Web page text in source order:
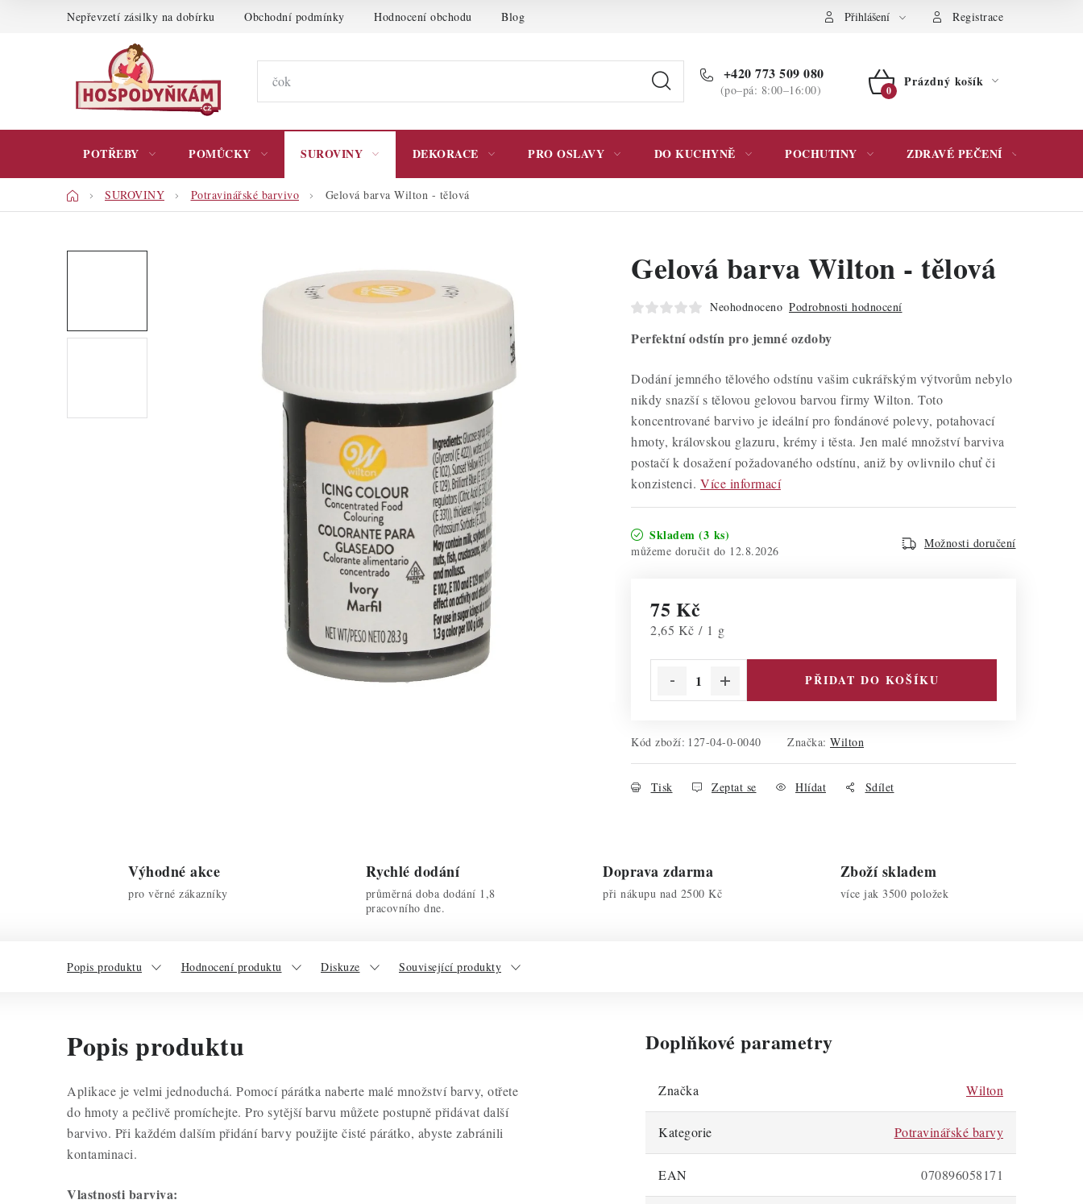
Nepřevzetí zásilky na dobírku Obchodní podmínky Hodnocení obchodu Blog Podmínky ochrany osobních údajů Přihlášení Registrace
+420 773 509 080
(po–pá: 8:00–16:00)
NÁKUPNÍ
Prázdný košík
POTŘEBY POMŮCKY SUROVINY DEKORACE PRO OSLAVY DO KUCHYNĚ POCHUTINY ZDRAVÉ PEČENÍ
DomůSUROVINY Potravinářské barvivo Gelová barva Wilton - tělová
Gelová barva Wilton - tělová
Neohodnoceno Podrobnosti hodnocení
Perfektní odstín pro jemné ozdoby
Dodání jemného tělového odstínu vašim cukrářským výtvorům nebylo
nikdy snazší s tělovou gelovou barvou firmy Wilton. Toto
koncentrované barvivo je ideální pro fondánové polevy, potahovací
hmoty, královskou glazuru, krémy i těsta. Jen malé množství barviva
postačí k dosažení požadovaného odstínu, aniž by ovlivnilo chuť či
konzistenci. Více informací
Skladem (3 ks)
12.8.2026
Možnosti doručení
75 Kč
Měrná cena:
2,65 Kč / 1 g
PŘIDAT DO KOŠÍKU
Kód zboží: 127-04-0-0040 Značka: Wilton
Tisk Zeptat se Hlídat Sdílet
Výhodné akce
pro věrné zákazníky
Rychlé dodání
průměrná doba dodání 1,8
pracovního dne.
Doprava zdarma
při nákupu nad 2500 Kč
Zboží skladem
více jak 3500 položek
Popis produktu Hodnocení produktu Diskuze Související produkty
Popis produktu
Aplikace je velmi jednoduchá. Pomocí párátka naberte malé množství barvy, otřete
do hmoty a pečlivě promíchejte. Pro sytější barvu můžete postupně přidávat další
barvivo. Při každém dalším přidání barvy použijte čisté párátko, abyste zabránili
kontaminaci.
Vlastnosti barviva:
Doplňkové parametry
Značka Wilton
Kategorie Potravinářské barvy
EAN 070896058171